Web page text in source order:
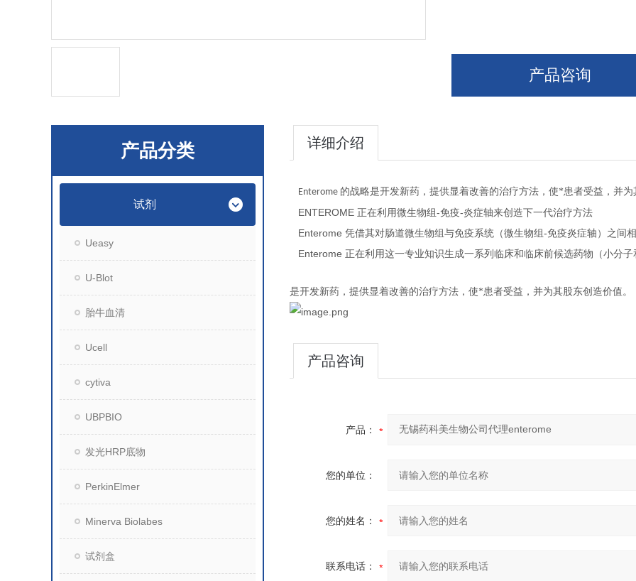
产品咨询
产品分类
试剂
Ueasy
U-Blot
胎牛血清
Ucell
cytiva
UBPBIO
发光HRP底物
PerkinElmer
Minerva Biolabes
试剂盒
详细介绍
Enterome 的战略是开发新药，提供显着改善的治疗方法，使*患者受益，并
ENTEROME 正在利用微生物组 -免疫-炎症轴来创造下一代治疗方法
Enterome 凭借其对肠道微生物组与免疫系统（微生物组 -免疫炎症轴）之间
Enterome 正在利用这一专业知识生成一系列临床和临床前候选药物（小分
是开发新药，提供显着改善的治疗方法，使*患者受益，并为其股东创造价值。
产品咨询
产品：
您的单位：
您的姓名：
联系电话：